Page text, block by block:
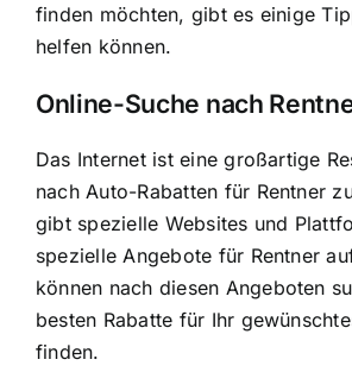
finden möchten, gibt es einige
helfen können.
Online-Suche nach
Das Internet ist eine großartige
nach Auto-Rabatten für Rentner
gibt spezielle Websites und
spezielle Angebote für Rentner
können nach diesen Angeboten
besten Rabatte für Ihr
finden.